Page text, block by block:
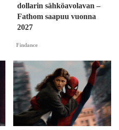
dollarin sähköavolavan –
Fathom saapuu vuonna
2027
Findance